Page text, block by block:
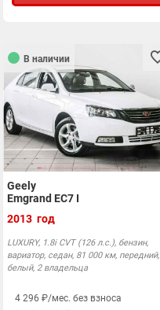
В наличии
Geely
Emgrand EC7 I
2013 год
LUXURY, 1.8i CVT (126 л.с.), бензин,
вариатор, седан, 81 000 км, передний,
белый, 2 владельца
4 296 ₽/мес. без взноса